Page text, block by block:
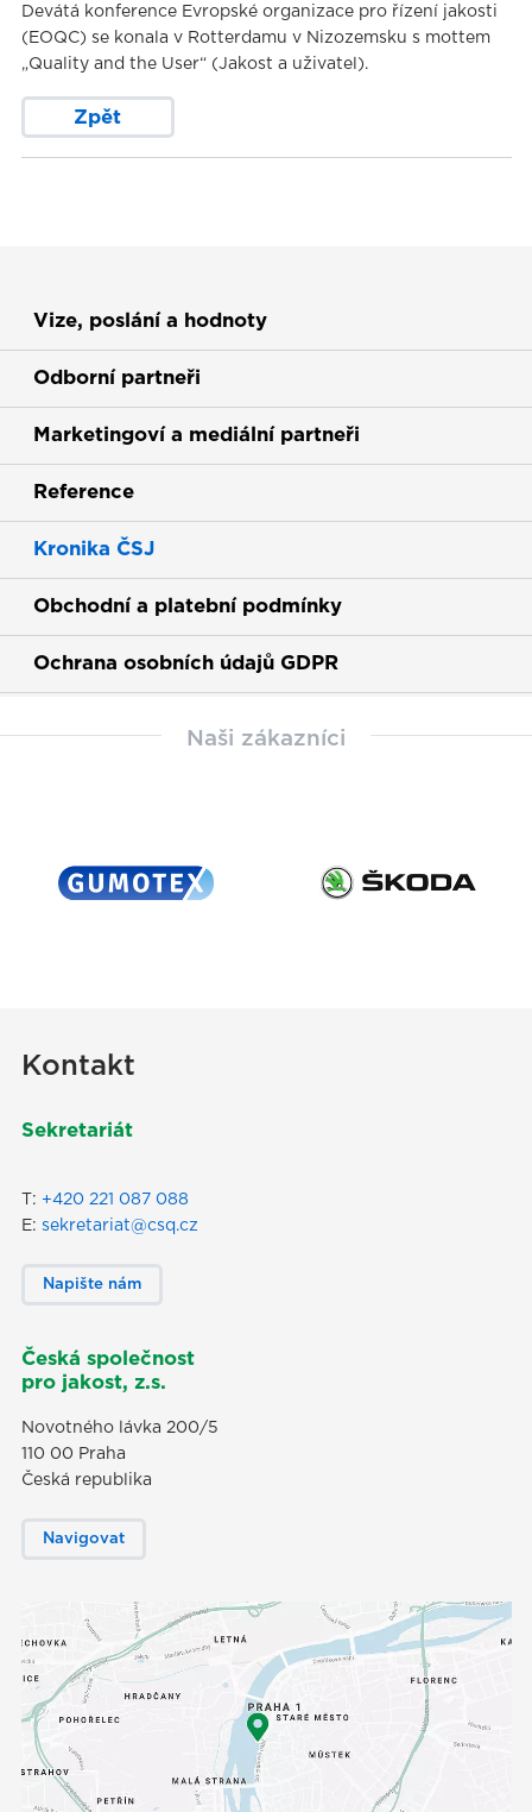
Devátá konference Evropské organizace pro řízení jakosti
(EOQC) se konala v Rotterdamu v Nizozemsku s mottem
„Quality and the User“ (Jakost a uživatel).
Zpět
Vize, poslání a hodnoty
Odborní partneři
Marketingoví a mediální partneři
Reference
Kronika ČSJ
Obchodní a platební podmínky
Ochrana osobních údajů GDPR
Naši zákazníci
Kontakt
Sekretariát
T: +420 221 087 088
E: sekretariat@csq.cz
Napište nám
Česká společnost
pro jakost, z.s.
Novotného lávka 200/5
110 00 Praha
Česká republika
Navigovat